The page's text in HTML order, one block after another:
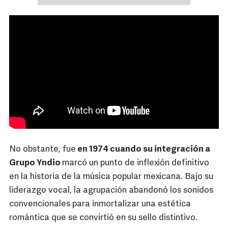
No obstante, fue en 1974 cuando su integración a
Grupo Yndio marcó un punto de inflexión definitivo
en la historia de la música popular mexicana. Bajo su
liderazgo vocal, la agrupación abandonó los sonidos
convencionales para inmortalizar una estética
romántica que se convirtió en su sello distintivo.